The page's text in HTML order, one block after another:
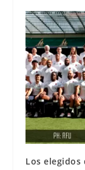
Los elegidos